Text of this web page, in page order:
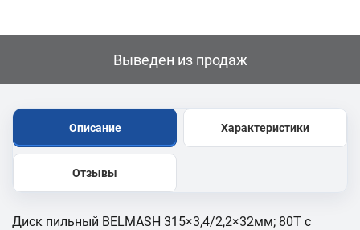
Выведен из продаж
Описание Характеристики
Отзывы
Диск пильный BELMASH 315×3,4/2,2×32мм; 80Т с